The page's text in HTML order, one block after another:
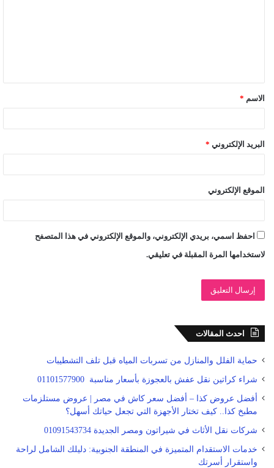
ق
*الاسم *
البريد الإلكتروني *
الموقع الإلكتروني
احفظ اسمي، بريدي الإلكتروني، والموقع الإلكتروني في هذا المتصفح
لاستخدامها المرة المقبلة في تعليقي.
احدث المقالات
حماية الفلل والمنازل من تسربات المياه قبل تلف التشطيبات
شراء كراتين نقل عفش بالعجوزة بأسعار مناسبة 01101577900
أفضل عروض كذا – أفضل سعر كاش في مصر | عروض مستلزمات
مطبخ كذا.. كيف تختار الأجهزة التي تجعل حياتك أسهل؟
شركات نقل الأثاث في شيراتون ومصر الجديدة 01091543734
خدمات الاستقدام المتميزة في المنطقة الجنوبية: دليلك الشامل لراحة
واستقرار أسرتك